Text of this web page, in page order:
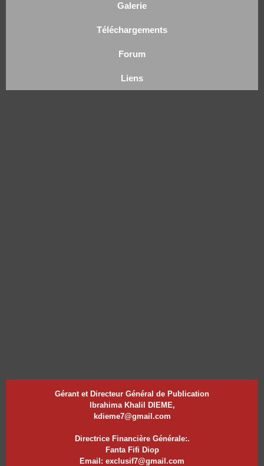
Galerie
Téléchargements
Forum
Liens
Gérant et Directeur Général de Publication
Ibrahima Khalil DIEME,
kdieme7@gmail.com
Directrice Financière Générale:.
Fanta Fifi Diop
Email: exclusif7@gmail.com